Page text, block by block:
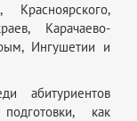
Карачаево-
Ингушетии и
абитуриентов
как